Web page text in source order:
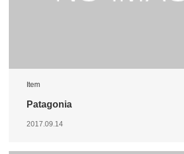
Item
Patagonia
2017.09.14